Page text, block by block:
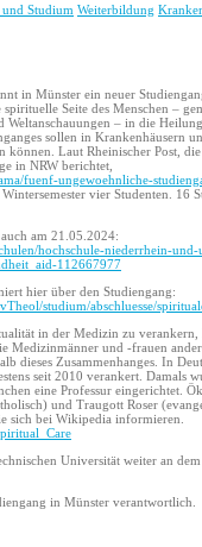
Studium Weiterbildung
in Münster ein neuer
spirituelle Seite des Menschen –
– in die
sollen in Krankenhäusern
können. Laut Rheinischer Post,
in NRW berichtet,
fuenf-ungewoehnliche-
Wintersemester vier Studenten. 16
am 21.05.2024:
hochschule-niederrhein-und-
112667977
hier über den Studiengang:
studium/abschluesse/
in der Medizin zu verankern,
Medizinmänner und -frauen
dieses Zusammenhanges. In
seit 2010 verankert. Damals
eine Professur eingerichtet.
und Traugott Roser
sich bei Wikipedia informieren.
Universität weiter an
in Münster verantwortlich.